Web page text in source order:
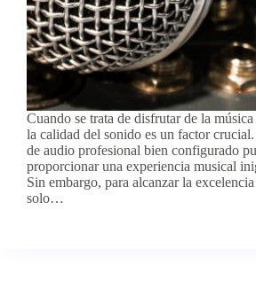
Cuando se trata de disfrutar de la
la calidad del sonido es un factor
de audio profesional bien configurado
proporcionar una experiencia musical
Sin embargo, para alcanzar la
solo…